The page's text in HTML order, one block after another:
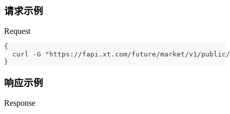
请求示例
Request
{
curl -G "https://fapi.xt.com/future/market/v1/
}
响应示例
Response